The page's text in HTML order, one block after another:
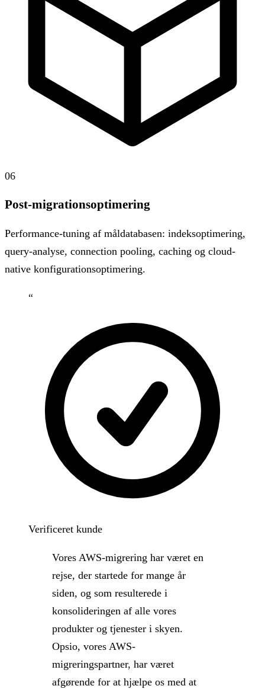
06
Post-migrationsoptimering
Performance-tuning af måldatabasen: indeksoptimering,
query-analyse, connection pooling, caching og cloud-
native konfigurationsoptimering.
“
Verificeret kunde
Vores AWS-migrering har været en
rejse, der startede for mange år
siden, og som resulterede i
konsolideringen af alle vores
produkter og tjenester i skyen.
Opsio, vores AWS-
migreringspartner, har været
afgørende for at hjælpe os med at